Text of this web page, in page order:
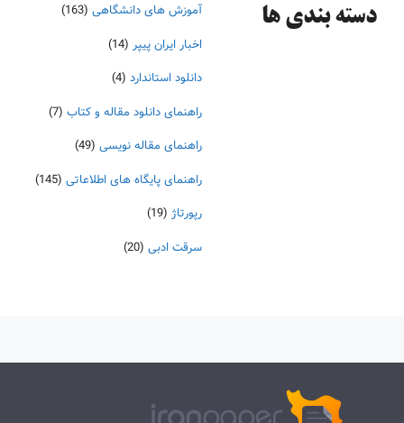
دسته‌ بندی ها آموزش های دانشگاهی (163)
اخبار ایران پیپر (14)
دانلود استاندارد (4)
راهنمای دانلود مقاله و کتاب (7)
راهنمای مقاله نویسی (49)
راهنمای پایگاه های اطلاعاتی (145)
رپورتاژ (19)
سرقت ادبی (20)